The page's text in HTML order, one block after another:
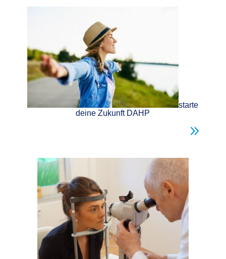
starte
deine Zukunft DAHP
9